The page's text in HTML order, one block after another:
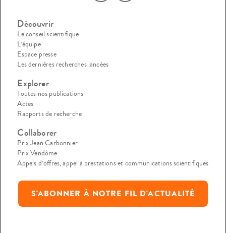
Découvrir
Le conseil scientifique
L’équipe
Espace presse
Les dernières recherches lancées
Explorer
Toutes nos publications
Actes
Rapports de recherche
Collaborer
Prix Jean Carbonnier
Prix Vendôme
Appels d’offres, appel à prestations et communications scientifiques
S'ABONNER À NOTRE FIL D'ACTUALITÉ